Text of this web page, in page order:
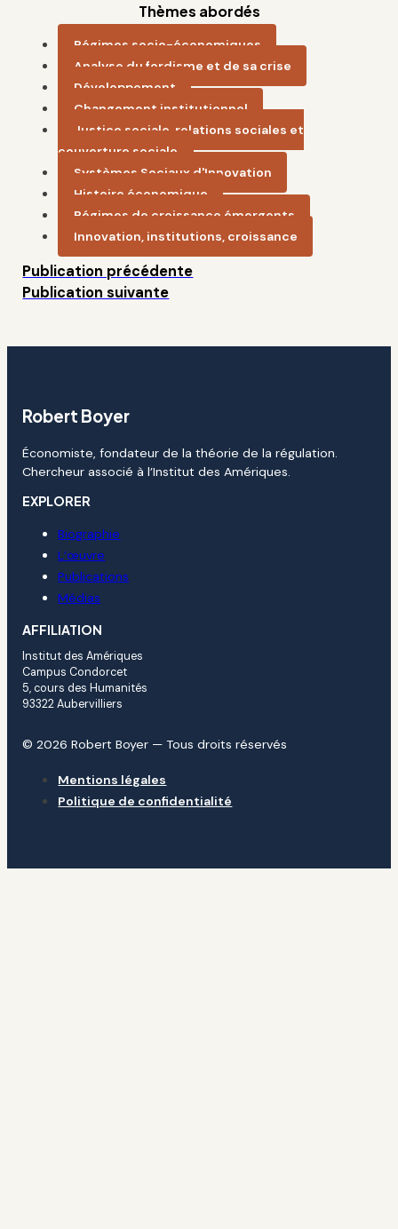
Thèmes abordés
Régimes socio-économiques
Analyse du fordisme et de sa crise
Développement
Changement institutionnel
Justice sociale, relations sociales et
couverture sociale
Systèmes Sociaux d'Innovation
Histoire économique
Régimes de croissance émergents
Innovation, institutions, croissance
Publication précédente
Publication suivante
Robert Boyer
Économiste, fondateur de la théorie de la régulation.
Chercheur associé à l’Institut des Amériques.
EXPLORER
Biographie
L’œuvre
Publications
Médias
AFFILIATION
Institut des Amériques
Campus Condorcet
5, cours des Humanités
93322 Aubervilliers
© 2026 Robert Boyer — Tous droits réservés
Mentions légales
Politique de confidentialité